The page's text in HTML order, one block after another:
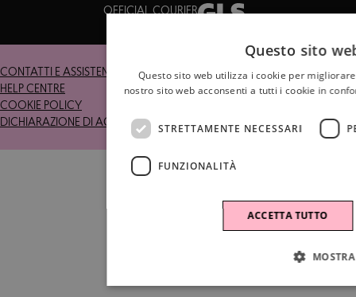
OFFICIAL COURIER
CONTATTI E ASSISTENZA
RESI
HELP CENTRE
TERMINI E CONDIZIONI
COOKIE POLICY
DICHIARAZIONE DI ACCESSIBILITÀ
Questo sito
Questo sito web utilizza i cookie per
nostro sito web acconsenti a tutti i cookie in
STRETTAMENTE NECESSARI
FUNZIONALITÀ
ACCETTA TUTTO